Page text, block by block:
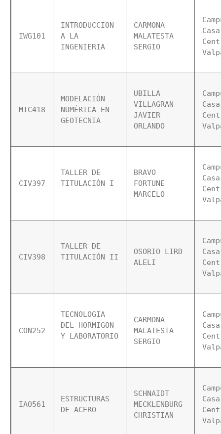
IWG101
INTRODUCCION
A LA
INGENIERIA
CARMONA
MALATESTA
SERGIO
Casa
MIC418
MODELACIÓN
NUMÉRICA EN
GEOTECNIA
UBILLA
VILLAGRAN
JAVIER
ORLANDO
Casa
CIV397
TALLER DE
TITULACIÓN I
BRAVO
FORTUNE
MARCELO
Casa
CIV398
TALLER DE
TITULACIÓN II
OSORIO LIRD
ALELI
Casa
CON252
TECNOLOGIA
DEL HORMIGON
Y LABORATORIO
CARMONA
MALATESTA
SERGIO
Casa
IAO561
ESTRUCTURAS
DE ACERO
SCHNAIDT
MECKLENBURG
CHRISTIAN
Casa